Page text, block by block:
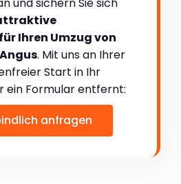
Ihren Umzug von
. Mit uns an Ihrer
Start in Ihr
ein Formular entfernt:
anfragen